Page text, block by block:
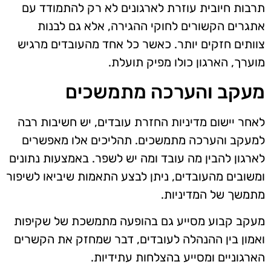
תרבות חיובית עוזרת לארגונים לא רק להתמודד עם
אתגרים הקשורים לחוקי ההגירה, אלא גם לבנות
צוותים חזקים יותר. כאשר כל אחד מהעובדים מרגיש
מוערך, הארגון כולו מפיק תועלת.
מעקב והערכה מתמשכים
לאחר יישום מדיניות החזרת עובדים, יש חשיבות רבה
למעקב והערכה מתמשכים. תהליכים אלו מאפשרים
לארגון להבין מה עובד ומה יש לשפר. באמצעות נתונים
ומשובים מהעובדים, ניתן לבצע התאמות שיביאו לשיפור
מתמשך של המדיניות.
מעקב קבוע מסייע גם בהופעה מתמשכת של שקיפות
ואמון בין ההנהלה לעובדים, דבר שמחזק את הקשרים
הארגוניים ומסייע בהצלחות עתידיות.